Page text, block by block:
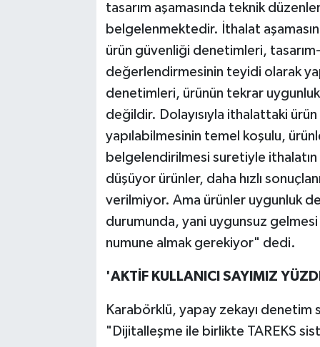
tasarım aşamasında teknik
belgelenmektedir. İthalat
ürün güvenliği denetimleri,
değerlendirmesinin teyidi olarak
denetimleri, ürünün tekrar
değildir. Dolayısıyla ithalattaki
yapılabilmesinin temel koşulu,
belgelendirilmesi suretiyle
düşüyor ürünler, daha hızlı
verilmiyor. Ama ürünler uygunluk
durumunda, yani uygunsuz
numune almak gerekiyor" dedi.
'AKTİF KULLANICI SAYIMIZ
Karabörklü, yapay zekayı denetim
"Dijitalleşme ile birlikte TAREKS